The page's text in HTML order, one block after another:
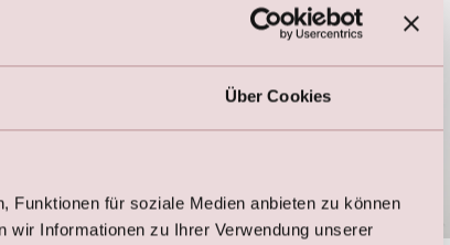
Über Cookies
Funktionen für soziale Medien anbieten zu können
wir Informationen zu Ihrer Verwendung unserer